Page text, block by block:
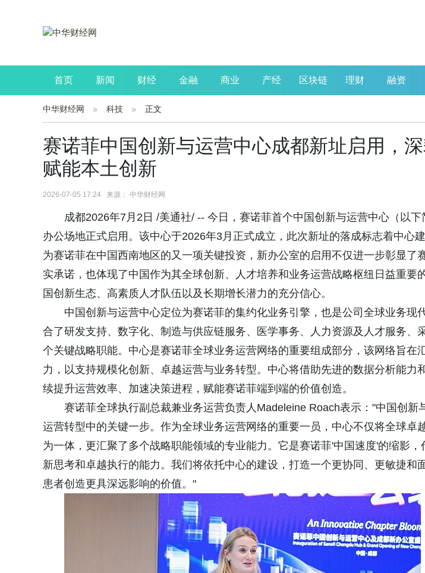
首页 新闻 财经 金融 商业 产经 区块链 理财 融资
公司 生活 读书
中华财经网 科技 正文
赛诺菲中国创新与运营中心成都新址启用，深
赋能本土创新
2026-07-05 17:24 来源： 中华财经网
成都2026年7月2日 /美通社/ -- 今日，赛诺菲首个中国创新与运营中心（以
办公场地正式启用。该中心于2026年3月正式成立，此次新址的落成标志着中心
为赛诺菲在中国西南地区的又一项关键投资，新办公室的启用不仅进一步彰显了
实承诺，也体现了中国作为其全球创新、人才培养和业务运营战略枢纽日益重要
国创新生态、高素质人才队伍以及长期增长潜力的充分信心。
中国创新与运营中心定位为赛诺菲的集约化业务引擎，也是公司全球业务现
合了研发支持、数字化、制造与供应链服务、医学事务、人力资源及人才服务、
个关键战略职能。中心是赛诺菲全球业务运营网络的重要组成部分，该网络旨在
力，以支持规模化创新、卓越运营与业务转型。中心将借助先进的数据分析能力
续提升运营效率、加速决策进程，赋能赛诺菲端到端的价值创造。
赛诺菲全球执行副总裁兼业务运营负责人Madeleine Roach表示："中国创新
运营转型中的关键一步。作为全球业务运营网络的重要一员，中心不仅将全球卓
为一体，更汇聚了多个战略职能领域的专业能力。它是赛诺菲'中国速度'的缩影，
新思考和卓越执行的能力。我们将依托中心的建设，打造一个更协同、更敏捷和
患者创造更具深远影响的价值。"